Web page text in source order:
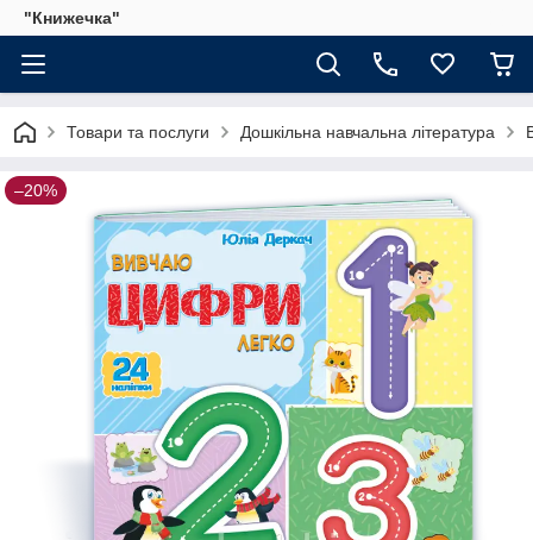
"Книжечка"
Товари та послуги Дошкільна навчальна література
–20%